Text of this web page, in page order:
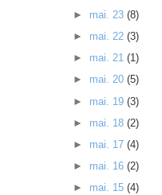
► mai. 23 (8)
► mai. 22 (3)
► mai. 21 (1)
► mai. 20 (5)
► mai. 19 (3)
► mai. 18 (2)
► mai. 17 (4)
► mai. 16 (2)
► mai. 15 (4)